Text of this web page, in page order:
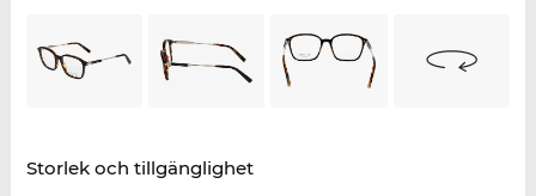
Storlek och tillgänglighet